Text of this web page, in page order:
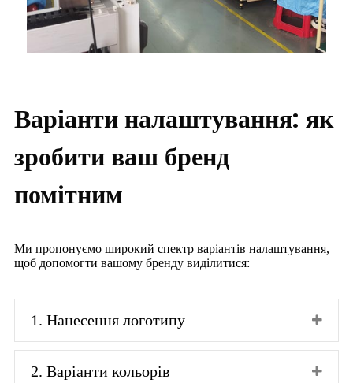
Варіанти налаштування: як
зробити ваш бренд
помітним
Ми пропонуємо широкий спектр варіантів налаштування,
щоб допомогти вашому бренду виділитися:
1. Нанесення логотипу
2. Варіанти кольорів